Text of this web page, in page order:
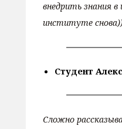
внедрить знания
институте
Студент
Сложно